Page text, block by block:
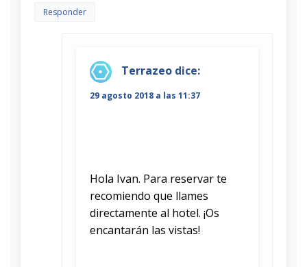
Responder
Terrazeo dice:
29 agosto 2018 a las 11:37
Hola Ivan. Para reservar te
recomiendo que llames
directamente al hotel. ¡Os
encantarán las vistas!